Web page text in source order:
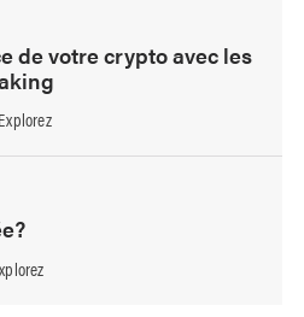
de votre crypto avec les